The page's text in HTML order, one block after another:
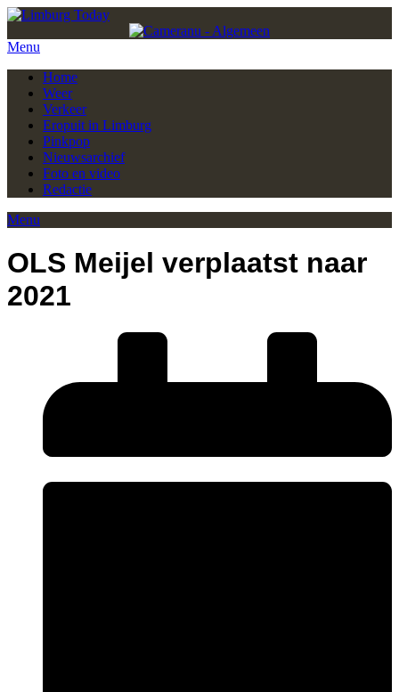
Menu
Home
Weer
Verkeer
Eropuit in Limburg
Pinkpop
Nieuwsarchief
Foto en video
Redactie
Menu
OLS Meijel verplaatst naar
2021